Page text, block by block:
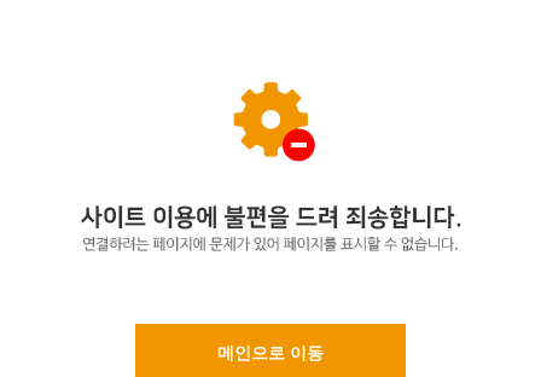
메인으로 이동